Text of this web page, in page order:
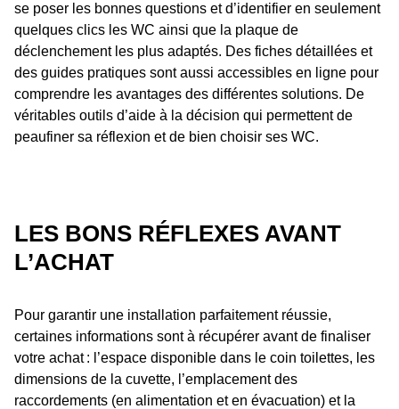
se poser les bonnes questions et d’identifier en seulement
quelques clics les WC ainsi que la plaque de
déclenchement les plus adaptés. Des fiches détaillées et
des guides pratiques sont aussi accessibles en ligne pour
comprendre les avantages des différentes solutions. De
véritables outils d’aide à la décision qui permettent de
peaufiner sa réflexion et de bien choisir ses WC.
LES BONS RÉFLEXES AVANT
L’ACHAT
Pour garantir une installation parfaitement réussie,
certaines informations sont à récupérer avant de finaliser
votre achat : l’espace disponible dans le coin toilettes, les
dimensions de la cuvette, l’emplacement des
raccordements (en alimentation et en évacuation) et la